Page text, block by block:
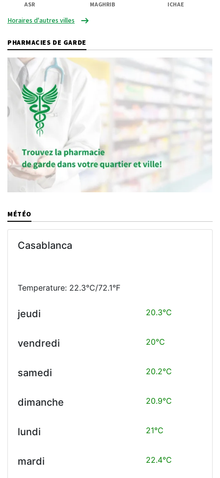
ASR
MAGHRIB
ICHAE
Horaires d'autres villes
PHARMACIES DE GARDE
MÉTÉO
Casablanca
Temperature: 22.3°C/72.1°F
jeudi 20.3°C
vendredi 20°C
samedi 20.2°C
dimanche 20.9°C
lundi 21°C
mardi 22.4°C